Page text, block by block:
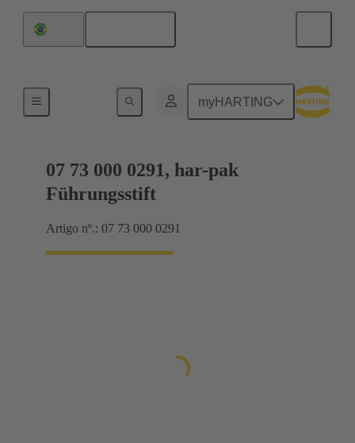
myHARTING
Conexão da placa-mãe para placa-filha
07 73 000 0291, har-pak
Führungsstift
Artigo nº.: 07 73 000 0291